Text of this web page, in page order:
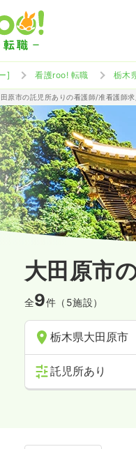
] 看護roo! 転職 栃木
原市の託児所ありの看護師/准看護師
大田原市
全9件（5施設）
栃木県大田原市
託児所あり